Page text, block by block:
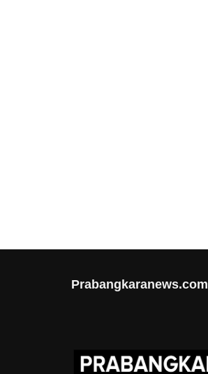
Prabangkaranews.com